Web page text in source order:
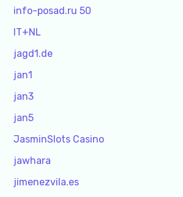
info-posad.ru 50
IT+NL
jagd1.de
jan1
jan3
jan5
JasminSlots Casino
jawhara
jimenezvila.es